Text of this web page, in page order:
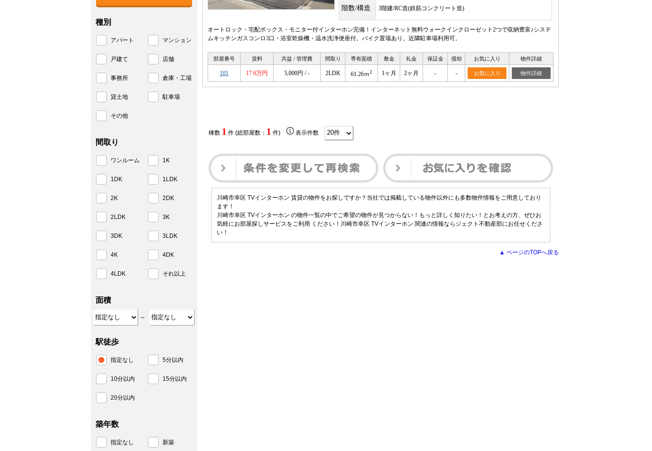
階数/構造 3階建/RC造(鉄筋コンクリート造)
オートロック・宅配ボックス・モニター付インターホン完備！インターネット無料ウォークインクローゼット2つで収納豊富♪システ
ムキッチンガスコンロ3口・浴室乾燥機・温水洗浄便座付。バイク置場あり。近隣駐車場利用可。
部屋番号 賃料 共益 / 管理費 間取り 専有面積 敷金 礼金 保証金 償却 お気に入り 物件詳細
101 17.6万円 5,000円 / - 2LDK 61.26ｍ2 1ヶ月 2ヶ月 - - お気に入り 物件詳細
棟数 1 件 (総部屋数： 1 件) 表示件数
川崎市幸区 TVインターホン 賃貸の物件をお探しですか？当社では掲載している物件以外にも多数物件情報をご用意しており
ます！
川崎市幸区 TVインターホン の物件一覧の中でご希望の物件が見つからない！もっと詳しく知りたい！とお考えの方、ぜひお
気軽にお部屋探しサービスをご利用 ください！川崎市幸区 TVインターホン 関連の情報ならジェクト不動産部にお任せくださ
い！
▲ ページのTOPへ戻る
種別
アパート マンション
戸建て 店舗
事務所 倉庫・工場
貸土地 駐車場
その他
間取り
ワンルーム 1K
1DK 1LDK
2K 2DK
2LDK 3K
3DK 3LDK
4K 4DK
4LDK それ以上
面積
～
駅徒歩
指定なし 5分以内
10分以内 15分以内
20分以内
築年数
指定なし 新築